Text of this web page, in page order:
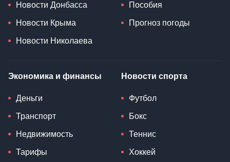
Новости Донбасса
Новости Крыма
Новости Николаева
Пособия
Прогноз погоды
Экономика и финансы
Деньги
Транспорт
Недвижимость
Тарифы
Новости спорта
Футбол
Бокс
Теннис
Хоккей